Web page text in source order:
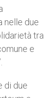
nelle due
tra
e
di due